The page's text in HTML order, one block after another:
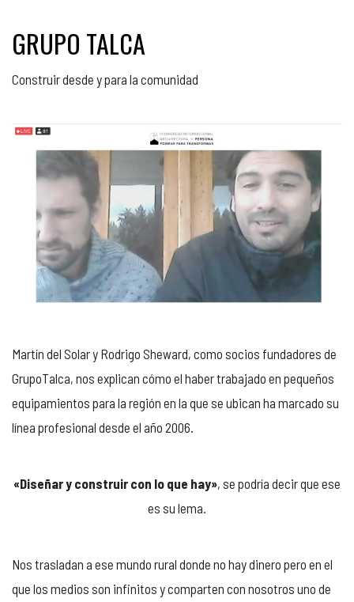
GRUPO TALCA
Construir desde y para la comunidad
Martín del Solar y Rodrigo Sheward, como socios fundadores de
GrupoTalca, nos explican cómo el haber trabajado en pequeños
equipamientos para la región en la que se ubican ha marcado su
línea profesional desde el año 2006.
«Diseñar y construir con lo que hay», se podría decir que ese
es su lema.
Nos trasladan a ese mundo rural donde no hay dinero pero en el
que los medios son infinitos y comparten con nosotros uno de